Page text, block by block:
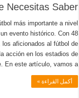
Necesitas Saber
más importante a nivel
evento histórico. Con 48
aficionados al fútbol de
acción en los estadios de
En este artículo, vamos a …
أكمل القراءة »